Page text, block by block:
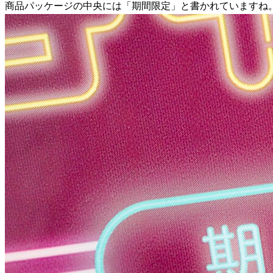
商品パッケージの中央には「期間限定」と書かれていますね